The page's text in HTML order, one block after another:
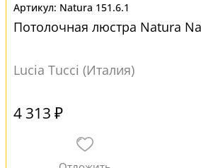
Natura 151.6.1
Потолочная люстра Natura
Lucia Tucci (Италия)
4 313 ₽